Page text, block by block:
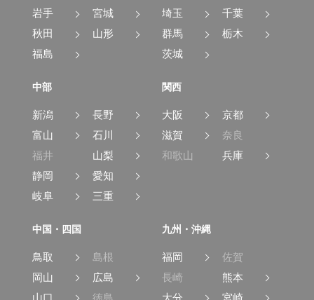
岩手
宮城
秋田
山形
福島
埼玉
千葉
群馬
栃木
茨城
中部
新潟
長野
富山
石川
福井
山梨
静岡
愛知
岐阜
三重
関西
大阪
京都
滋賀
奈良
和歌山
兵庫
中国・四国
鳥取
島根
岡山
広島
山口
徳島
九州・沖縄
福岡
佐賀
長崎
熊本
大分
宮崎